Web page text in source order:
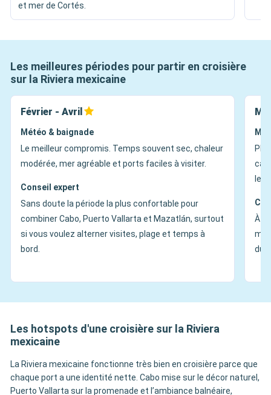
et mer de Cortés.
Les meilleures périodes pour partir en croisière
sur la Riviera mexicaine
Février - Avril
Météo & baignade
Le meilleur compromis. Temps souvent sec, chaleur
modérée, mer agréable et ports faciles à visiter.
Conseil expert
Sans doute la période la plus confortable pour
combiner Cabo, Puerto Vallarta et Mazatlán, surtout
si vous voulez alterner visites, plage et temps à
bord.
les
À
du
Les hotspots d'une croisière sur la Riviera
mexicaine
La Riviera mexicaine fonctionne très bien en croisière parce que
chaque port a une identité nette. Cabo mise sur le décor naturel,
Puerto Vallarta sur la promenade et l’ambiance balnéaire,